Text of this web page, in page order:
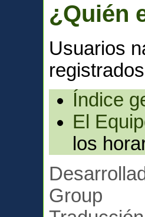
¿Quién
Usuarios
Índice
El
los
Group